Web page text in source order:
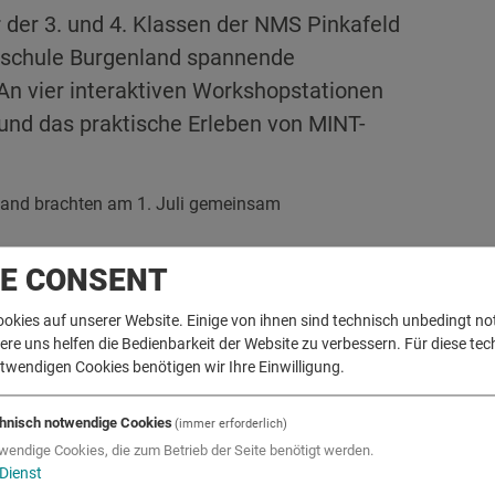
CONSENT
auf unserer Website. Einige von ihnen sind technisch unbedingt
uns helfen die Bedienbarkeit der Website zu verbessern. Für diese
Cookies benötigen wir Ihre Einwilligung.
notwendige Cookies(immer erforderlich)
Cookies, die zum Betrieb der Seite benötigt werden.
Dienst
3. und 4. Klassen der NMS Pinkafeld
Burgenland spannende
vier interaktiven Workshopstationen
das praktische Erleben von MINT-
brachten am 1. Juli gemeinsam
an vier interaktiven Workshopstationen
und Materialien den Wärmeertrag?
Kohlenstoff und wie kann er gespeichert werden?
und der Sonnenuntergang rot?
?
naturwissenschaftliche Zusammenhänge greifbar